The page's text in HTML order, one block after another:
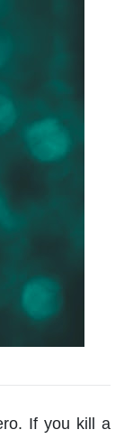
If you kill a